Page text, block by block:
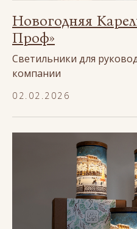
Новогодняя
Проф»
Светильники для
компании
02.02.2026